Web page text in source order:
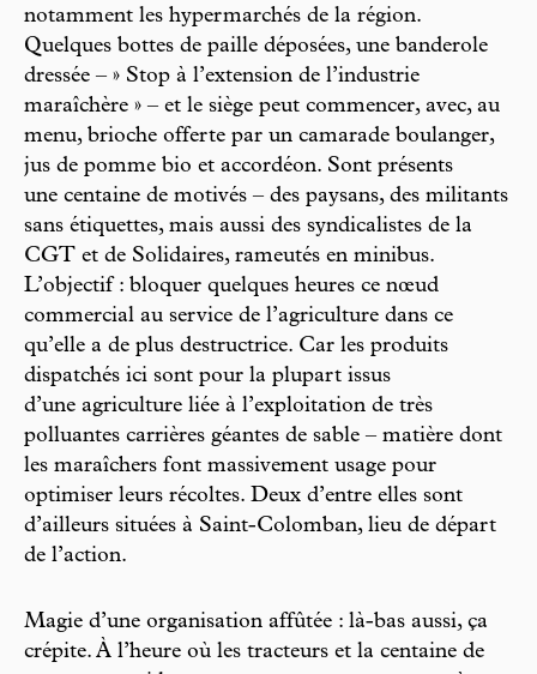
notamment les hypermarchés de la région.
Quelques bottes de paille déposées, une banderole
dressée – » Stop à l’extension de l’industrie
maraîchère » – et le siège peut commencer, avec, au
menu, brioche offerte par un camarade boulanger,
jus de pomme bio et accordéon. Sont présents
une centaine de motivés – des paysans, des militants
sans étiquettes, mais aussi des syndicalistes de la
CGT et de Solidaires, rameutés en minibus.
L’objectif : bloquer quelques heures ce nœud
commercial au service de l’agriculture dans ce
qu’elle a de plus destructrice. Car les produits
dispatchés ici sont pour la plupart issus
d’une agriculture liée à l’exploitation de très
polluantes carrières géantes de sable – matière dont
les maraîchers font massivement usage pour
optimiser leurs récoltes. Deux d’entre elles sont
d’ailleurs situées à Saint-Colomban, lieu de départ
de l’action.
Magie d’une organisation affûtée : là-bas aussi, ça
crépite. À l’heure où les tracteurs et la centaine de